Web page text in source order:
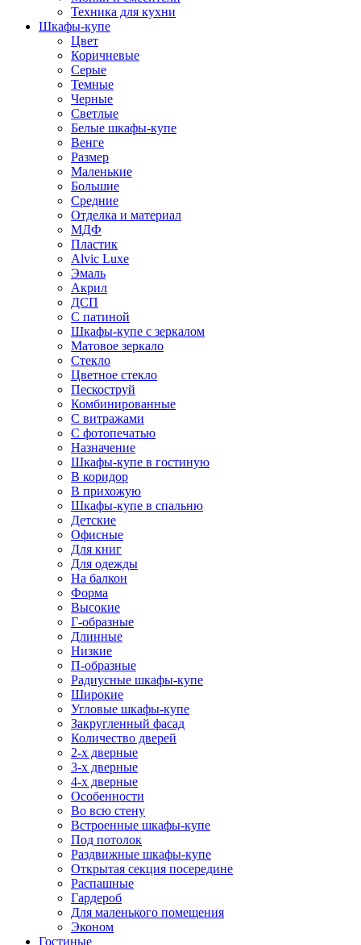
Техника для кухни
Шкафы-купе
Цвет
Коричневые
Серые
Темные
Черные
Светлые
Белые шкафы-купе
Венге
Размер
Маленькие
Большие
Средние
Отделка и материал
МДФ
Пластик
Alvic Luxe
Эмаль
Акрил
ДСП
С патиной
Шкафы-купе с зеркалом
Матовое зеркало
Стекло
Цветное стекло
Пескоструй
Комбинированные
С витражами
С фотопечатью
Назначение
Шкафы-купе в гостиную
В коридор
В прихожую
Шкафы-купе в спальню
Детские
Офисные
Для книг
Для одежды
На балкон
Форма
Высокие
Г-образные
Длинные
Низкие
П-образные
Радиусные шкафы-купе
Широкие
Угловые шкафы-купе
Закругленный фасад
Количество дверей
2-х дверные
3-х дверные
4-х дверные
Особенности
Во всю стену
Встроенные шкафы-купе
Под потолок
Раздвижные шкафы-купе
Открытая секция посередине
Распашные
Гардероб
Для маленького помещения
Эконом
Гостиные